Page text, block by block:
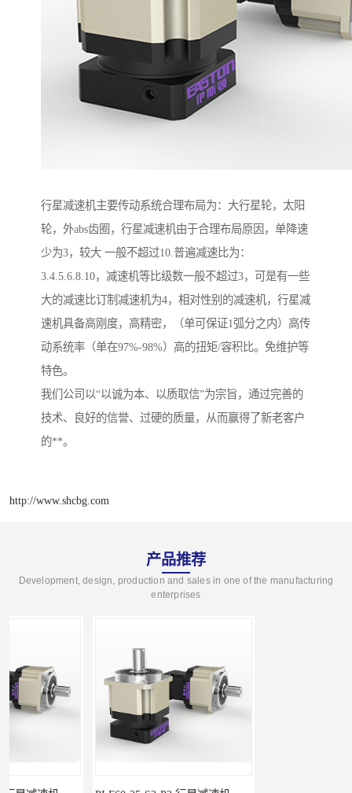
行星减速机主要传动系统合理布局为：大行星轮，太阳
轮，外abs齿圈，行星减速机由于合理布局原因，单降速
少为3，较大 一般不超过10.普遍减速比为：
3.4.5.6.8.10，减速机等比级数一般不超过3，可是有一些
大的减速比订制减速机为4，相对性别的减速机，行星减
速机具备高刚度，高精密，（单可保证1弧分之内）高传
动系统率（单在97%-98%）高的扭矩/容积比。免维护等
特色。
我们公司以“以诚为本、以质取信”为宗旨，通过完善的
技术、良好的信誉、过硬的质量，从而赢得了新老客户
的**。
http://www.shcbg.com
产品推荐
Development, design, production and sales in one of the manufacturing
enterprises